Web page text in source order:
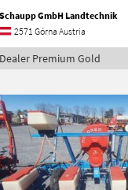
Schaupp GmbH Landtechnik
2571 Górna Austria
Dealer Premium Gold